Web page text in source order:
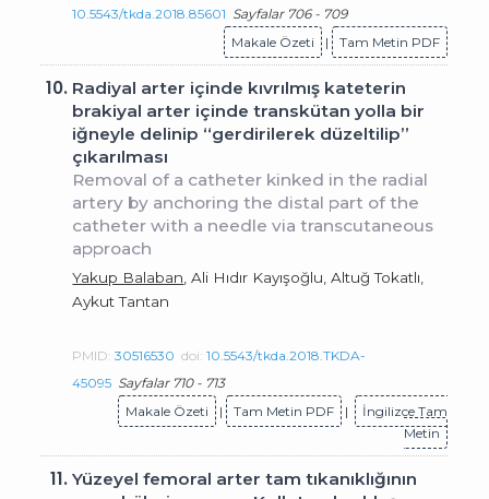
10.5543/tkda.2018.85601 Sayfalar 706 - 709
Makale Özeti
| Tam Metin PDF
10. Radiyal arter içinde kıvrılmış kateterin
brakiyal arter içinde transkütan yolla bir
iğneyle delinip “gerdirilerek düzeltilip”
çıkarılması
Removal of a catheter kinked in the radial
artery by anchoring the distal part of the
catheter with a needle via transcutaneous
approach
Yakup Balaban , Ali Hıdır Kayışoğlu, Altuğ Tokatlı,
Aykut Tantan
PMID:30516530 doi:10.5543/tkda.2018.TKDA-
45095 Sayfalar 710 - 713
Makale Özeti
| Tam Metin PDF |
İngilizce Tam
Metin
11.Yüzeyel femoral arter tam tıkanıklığının